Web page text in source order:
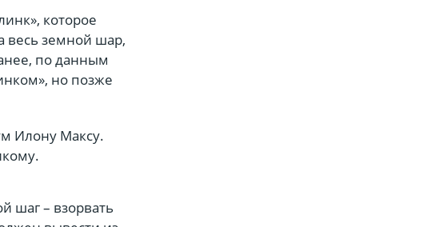
которое
весь земной шар,
по данным
но позже
Илону Максу.
шаг – взорвать